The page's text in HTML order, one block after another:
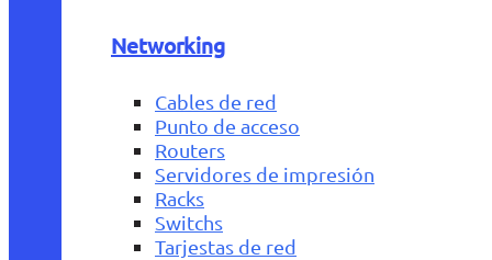
Networking
Cables de red
Punto de acceso
Routers
Servidores de impresión
Racks
Switchs
Tarjestas de red